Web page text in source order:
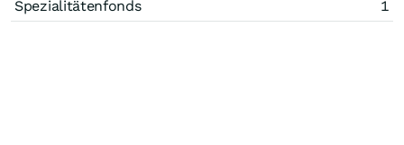
Spezialitätenfonds
1